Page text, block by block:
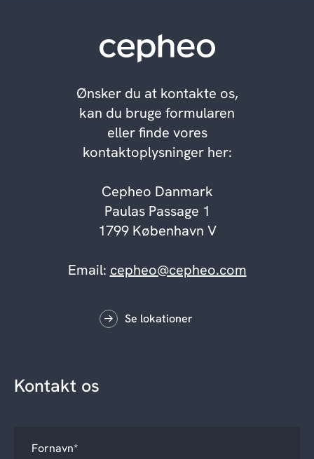
Ønsker du at kontakte os,
kan du bruge formularen
eller finde vores
kontaktoplysninger her:
Cepheo Danmark
Paulas Passage 1
1799 København V
Email: cepheo@cepheo.com
Se lokationer
Kontakt os